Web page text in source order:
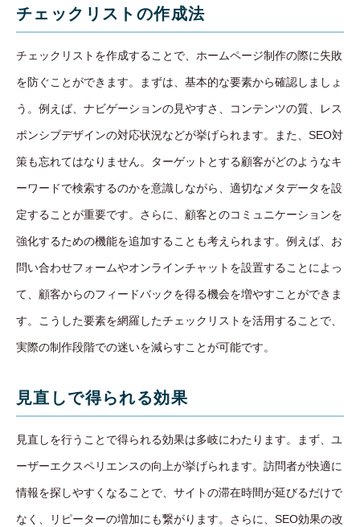
チェックリストの作成法
チェックリストを作成することで、ホームページ制作の際に失敗
を防ぐことができます。まずは、基本的な要素から確認しましょ
う。例えば、ナビゲーションの見やすさ、コンテンツの質、レス
ポンシブデザインの対応状況などが挙げられます。また、SEO対
策も忘れてはなりません。ターゲットとする顧客がどのようなキ
ーワードで検索するのかを意識しながら、適切なメタデータを設
定することが重要です。さらに、顧客とのコミュニケーションを
強化するための機能を追加することも考えられます。例えば、お
問い合わせフォームやオンラインチャットを設置することによっ
て、顧客からのフィードバックを得る機会を増やすことができま
す。こうした要素を網羅したチェックリストを活用することで、
実際の制作段階での迷いを減らすことが可能です。
見直しで得られる効果
見直しを行うことで得られる効果は多岐にわたります。まず、ユ
ーザーエクスペリエンスの向上が挙げられます。訪問者が快適に
情報を探しやすくなることで、サイトの滞在時間が延びるだけで
なく、リピーターの増加にも繋がります。さらに、SEO効果の改